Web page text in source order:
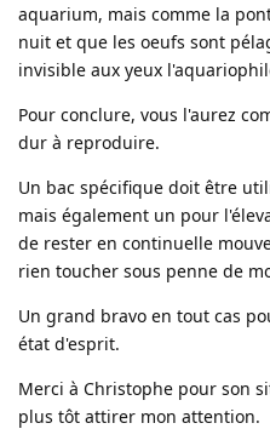
aquarium, mais comme la
nuit et que les oeufs sont
invisible aux yeux
Pour conclure, vous l'aurez
dur à reproduire.
Un bac spécifique doit être
mais également un pour
de rester en continuelle
rien toucher sous penne de
Un grand bravo en tout cas
état d'esprit.
Merci à Christophe pour son
plus tôt attirer mon attention.